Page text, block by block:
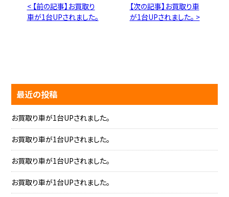
< 【前の記事】お買取り
車が1台UPされました。
【次の記事】お買取り車
が1台UPされました。 >
最近の投稿
お買取り車が1台UPされました。
お買取り車が1台UPされました。
お買取り車が1台UPされました。
お買取り車が1台UPされました。